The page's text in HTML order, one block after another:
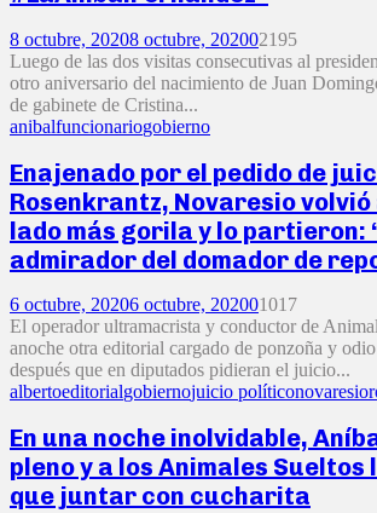
8 octubre, 20208 octubre, 202002195
Luego de las dos visitas consecutivas al
otro aniversario del nacimiento de Juan
de gabinete de Cristina...
anibalfuncionariogobierno
Enajenado por el pedido de
Rosenkrantz, Novaresio
lado más gorila y lo partieron:
admirador del domador de
6 octubre, 20206 octubre, 202001017
El operador ultramacrista y conductor de
anoche otra editorial cargado de ponzoña y
después que en diputados pidieran el juicio...
albertoeditorialgobiernojuicio políticonovaresio
En una noche inolvidable,
pleno y a los Animales
que juntar con cucharita